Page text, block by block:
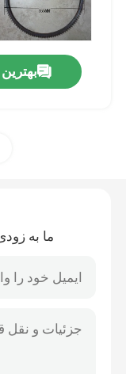
خونه
ما به